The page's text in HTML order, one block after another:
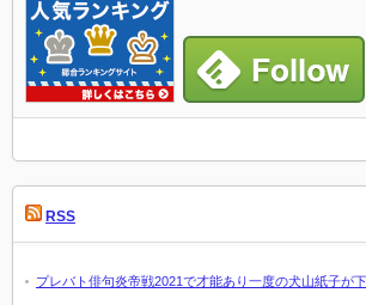
RSS
プレバト俳句炎帝戦2021で才能あり一度の犬山紙子が下